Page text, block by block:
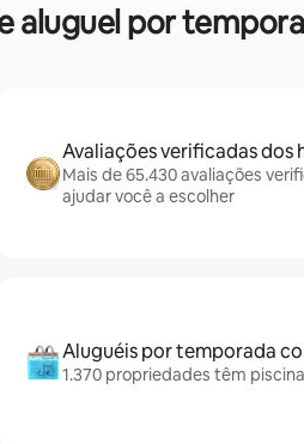
aluguel por
Avaliações verificadas dos
Mais de 65.430 avaliações
ajudar você a escolher
Aluguéis por temporada
1.370 propriedades têm piscina